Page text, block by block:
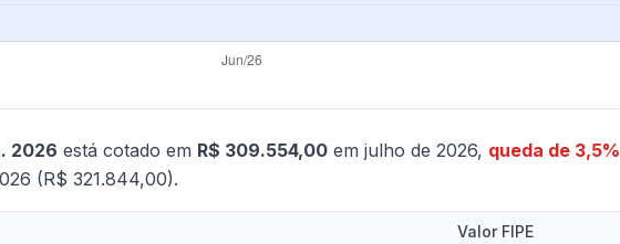
2026 está cotado em R$ 309.554,00 em julho de 2026, queda de 3,5%
(R$ 321.844,00).
Valor FIPE